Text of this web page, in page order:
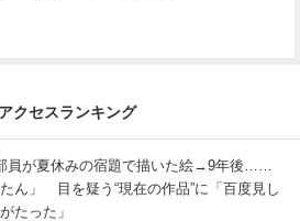
クセスランキング
員が夏休みの宿題で描いた絵→9年後……
たん」 目を疑う“現在の作品”に「百度見し
たった」